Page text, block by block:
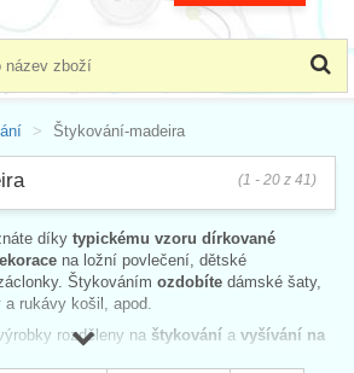
Štykování-madeira
(1 - 20 z 41)
díky typickému vzoru dírkované
na ložní povlečení, dětské
Štykováním ozdobíte dámské šaty,
rukávy košil, apod.
rozděleny na štykování a vyšívání na